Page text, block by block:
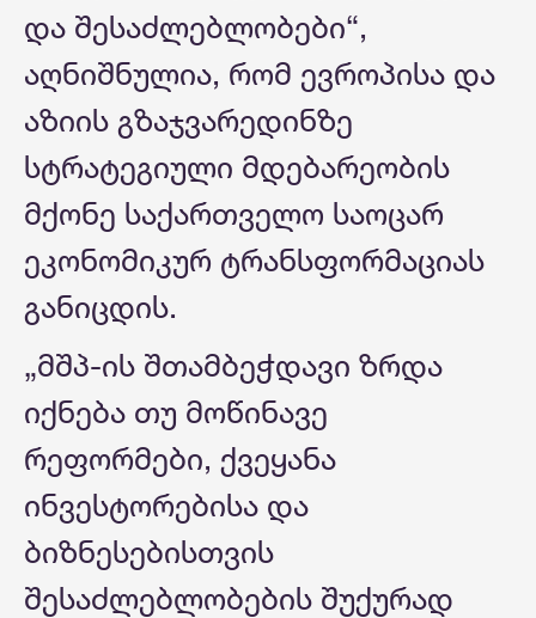
და შესაძლებლობები“,
აღნიშნულია, რომ ევროპისა და
აზიის გზაჯვარედინზე
სტრატეგიული მდებარეობის
მქონე საქართველო საოცარ
ეკონომიკურ ტრანსფორმაციას
განიცდის.
„მშპ-ის შთამბეჭდავი ზრდა
იქნება თუ მოწინავე
რეფორმები, ქვეყანა
ინვესტორებისა და
ბიზნესებისთვის
შესაძლებლობების შუქურად